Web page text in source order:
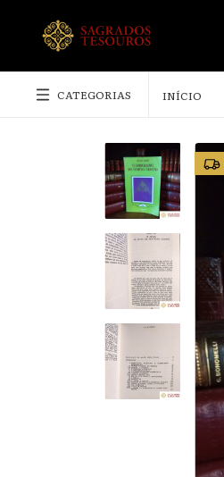
CATEGORIAS INÍCIO